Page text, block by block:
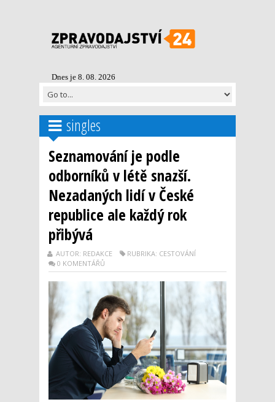
Dnes je 8. 08. 2026
singles
Seznamování je podle
odborníků v létě snazší.
Nezadaných lidí v České
republice ale každý rok
přibývá
AUTOR: REDAKCE
RUBRIKA: CESTOVÁNÍ
0 KOMENTÁŘŮ